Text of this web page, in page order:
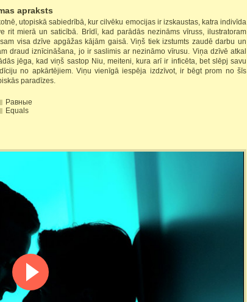
apraksts
utopiskā sabiedrībā, kur cilvēku emocijas ir izskaustas, katra indivīda
rit mierā un saticībā. Brīdī, kad parādās nezināms vīruss, ilustratoram
visa dzīve apgāžas kājām gaisā. Viņš tiek izstumts zaudē darbu un
draud iznīcināšana, jo ir saslimis ar nezināmo vīrusu. Viņa dzīvē atkal
jēga, kad viņš sastop Niu, meiteni, kura arī ir inficēta, bet slēpj savu
no apkārtējiem. Viņu vienīgā iespēja izdzīvot, ir bēgt prom no šīs
paradīzes.
Равные
Equals